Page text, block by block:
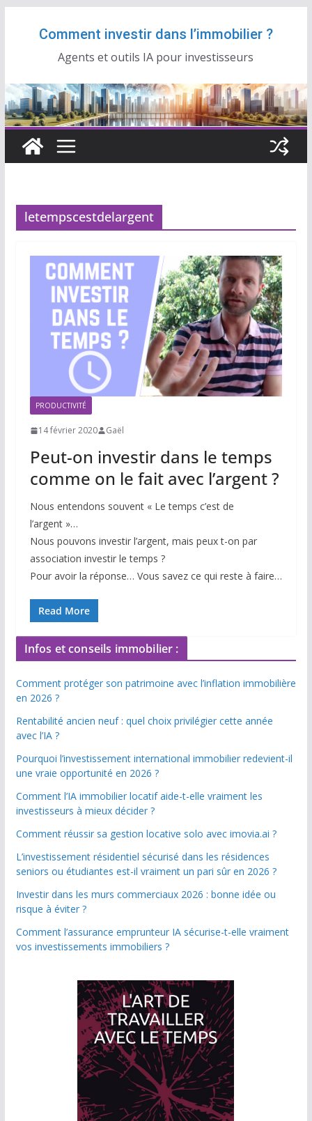
Comment investir dans l’immobilier ?
Agents et outils IA pour investisseurs
letempscestdelargent
PRODUCTIVITÉ
14 février 2020 Gaël
Peut-on investir dans le temps
comme on le fait avec l’argent ?
Nous entendons souvent « Le temps c’est de
l’argent »…
Nous pouvons investir l’argent, mais peux t-on par
association investir le temps ?
Pour avoir la réponse… Vous savez ce qui reste à faire…
Read More
Infos et conseils immobilier :
Comment protéger son patrimoine avec l’inflation immobilière
en 2026 ?
Rentabilité ancien neuf : quel choix privilégier cette année
avec l’IA ?
Pourquoi l’investissement international immobilier redevient-il
une vraie opportunité en 2026 ?
Comment l’IA immobilier locatif aide-t-elle vraiment les
investisseurs à mieux décider ?
Comment réussir sa gestion locative solo avec imovia.ai ?
L’investissement résidentiel sécurisé dans les résidences
seniors ou étudiantes est-il vraiment un pari sûr en 2026 ?
Investir dans les murs commerciaux 2026 : bonne idée ou
risque à éviter ?
Comment l’assurance emprunteur IA sécurise-t-elle vraiment
vos investissements immobiliers ?